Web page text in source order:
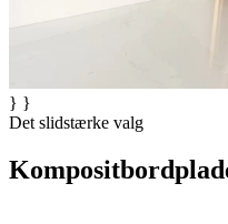
} }
Det slidstærke valg